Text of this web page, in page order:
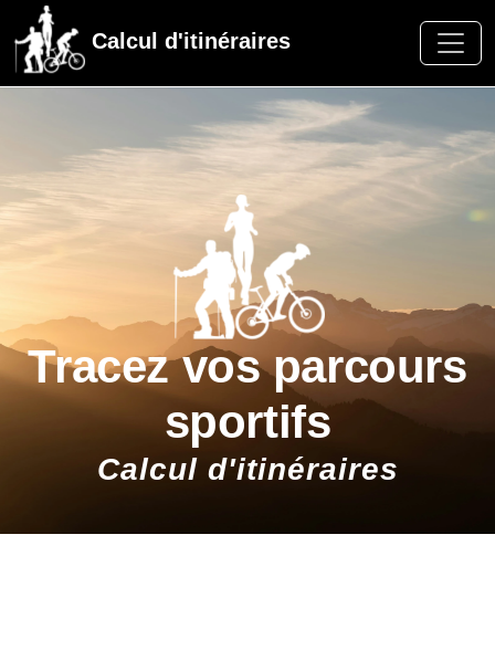
Calcul d'itinéraires
Tracez vos parcours
sportifs
Calcul d'itinéraires